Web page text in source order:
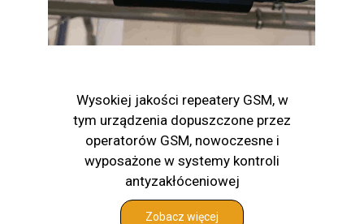
Wysokiej jakości repeatery GSM, w
tym urządzenia dopuszczone przez
operatorów GSM, nowoczesne i
wyposażone w systemy kontroli
antyzakłóceniowej
Zobacz więcej